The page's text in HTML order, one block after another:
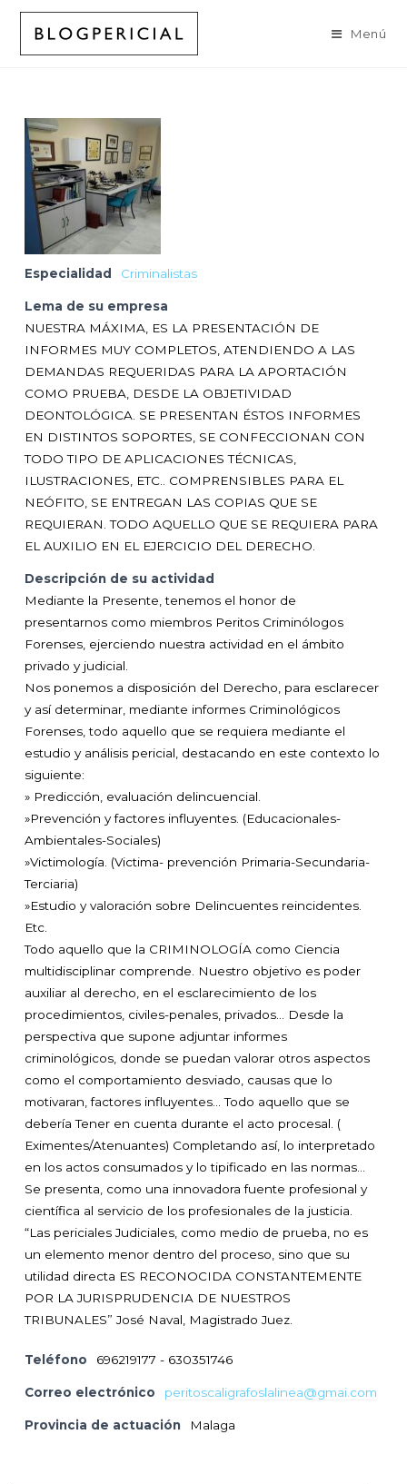
contenido
Menú
Especialidad Criminalistas
Lema de su empresa
NUESTRA MÁXIMA, ES LA PRESENTACIÓN DE
INFORMES MUY COMPLETOS, ATENDIENDO A LAS
DEMANDAS REQUERIDAS PARA LA APORTACIÓN
COMO PRUEBA, DESDE LA OBJETIVIDAD
DEONTOLÓGICA. SE PRESENTAN ÉSTOS INFORMES
EN DISTINTOS SOPORTES, SE CONFECCIONAN CON
TODO TIPO DE APLICACIONES TÉCNICAS,
ILUSTRACIONES, ETC.. COMPRENSIBLES PARA EL
NEÓFITO, SE ENTREGAN LAS COPIAS QUE SE
REQUIERAN. TODO AQUELLO QUE SE REQUIERA PARA
EL AUXILIO EN EL EJERCICIO DEL DERECHO.
Descripción de su actividad
Mediante la Presente, tenemos el honor de
presentarnos como miembros Peritos Criminólogos
Forenses, ejerciendo nuestra actividad en el ámbito
privado y judicial.
Nos ponemos a disposición del Derecho, para esclarecer
y así determinar, mediante informes Criminológicos
Forenses, todo aquello que se requiera mediante el
estudio y análisis pericial, destacando en este contexto lo
siguiente:
» Predicción, evaluación delincuencial.
»Prevención y factores influyentes. (Educacionales-
Ambientales-Sociales)
»Victimología. (Victima- prevención Primaria-Secundaria-
Terciaria)
»Estudio y valoración sobre Delincuentes reincidentes.
Etc.
Todo aquello que la CRIMINOLOGÍA como Ciencia
multidisciplinar comprende. Nuestro objetivo es poder
auxiliar al derecho, en el esclarecimiento de los
procedimientos, civiles-penales, privados... Desde la
perspectiva que supone adjuntar informes
criminológicos, donde se puedan valorar otros aspectos
como el comportamiento desviado, causas que lo
motivaran, factores influyentes… Todo aquello que se
debería Tener en cuenta durante el acto procesal. (
Eximentes/Atenuantes) Completando así, lo interpretado
en los actos consumados y lo tipificado en las normas…
Se presenta, como una innovadora fuente profesional y
científica al servicio de los profesionales de la justicia.
“Las periciales Judiciales, como medio de prueba, no es
un elemento menor dentro del proceso, sino que su
utilidad directa ES RECONOCIDA CONSTANTEMENTE
POR LA JURISPRUDENCIA DE NUESTROS
TRIBUNALES” José Naval, Magistrado Juez.
Teléfono 696219177 - 630351746
Correo electrónico peritoscaligrafoslalinea@gmai.com
Provincia de actuación Malaga